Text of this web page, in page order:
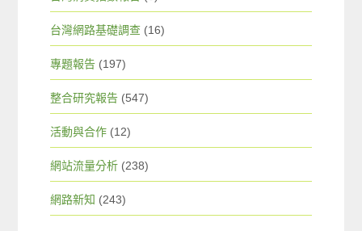
台灣網路基礎調查 (16)
專題報告 (197)
整合研究報告 (547)
活動與合作 (12)
網站流量分析 (238)
網路新知 (243)